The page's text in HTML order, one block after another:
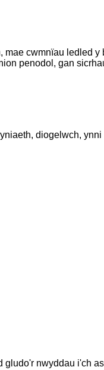
cwmnïau ledled y
penodol, gan
diogelwch,
nwyddau i'ch